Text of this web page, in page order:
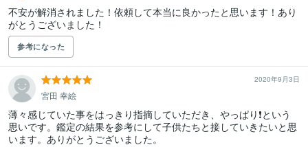
不安が解消されました！依頼して本当に良かったと思います！あり
がとうございました！
参考になった
2020年9月3日
宮田 幸絵
薄々感じていた事をはっきり指摘していただき、やっぱり❗️という
思いです。鑑定の結果を参考にして子供たちと接していきたいと思
います。ありがとうございました。